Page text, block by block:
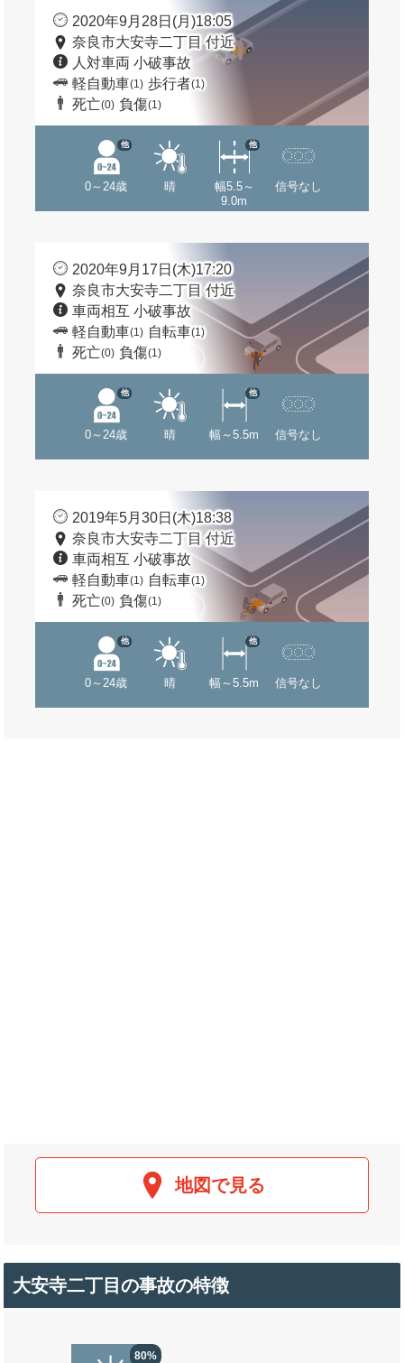
2020年9月28日(月)18:05
奈良市大安寺二丁目 付近
人対車両 小破事故
軽自動車(1) 歩行者(1)
死亡(0) 負傷(1)
0～24歳
他
晴
幅5.5～
9.0m
他
信号なし
2020年9月17日(木)17:20
奈良市大安寺二丁目 付近
車両相互 小破事故
軽自動車(1) 自転車(1)
死亡(0) 負傷(1)
0～24歳
他
晴 幅～5.5m
他
信号なし
2019年5月30日(木)18:38
奈良市大安寺二丁目 付近
車両相互 小破事故
軽自動車(1) 自転車(1)
死亡(0) 負傷(1)
0～24歳
他
晴 幅～5.5m
他
信号なし
地図で見る
大安寺二丁目の事故の特徴
80%